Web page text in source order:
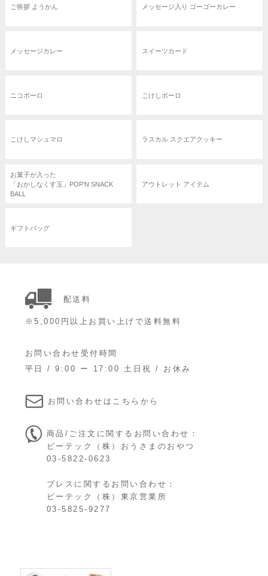
ご挨拶 ようかん メッセージ入り ゴーゴーカレー
メッセージカレー スイーツカード
ニコボーロ こけしボーロ
こけしマシュマロ ラスカル スクエアクッキー
お菓子が入った
「おかしなくす玉」POP’N SNACK
BALL
アウトレット アイテム
ギフトバッグ
配送料
※5,000円以上お買い上げで送料無料
お問い合わせ受付時間
平日 / 9:00 ー 17:00 土日祝 / お休み
お問い合わせはこちらから
商品/ご注文に関するお問い合わせ：
ビーテック（株）おうさまのおやつ
03-5822-0623
プレスに関するお問い合わせ：
ビーテック（株）東京営業所
03-5825-9277